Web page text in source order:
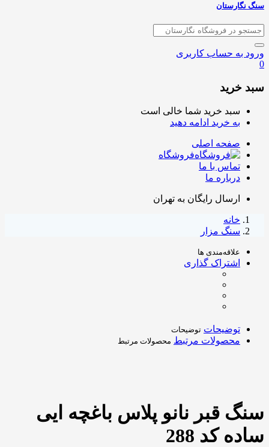
سنگ نگارستان
ورود به حساب کاربری
0
سبد خرید
سبد خرید شما خالی است
به خرید ادامه دهید
صفحه اصلی
فروشگاه
تماس با ما
درباره ما
ارسال رایگان به تهران
خانه
سنگ مزار
علاقه‌مندی ها
اشتراک گذاری
توضیحات توضیحات
محصولات مرتبط محصولات مرتبط
سنگ قبر نانو پلاس باغچه ایی
ساده کد 288